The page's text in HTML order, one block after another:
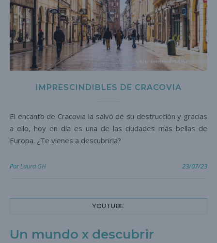
IMPRESCINDIBLES DE CRACOVIA
El encanto de Cracovia la salvó de su destrucción y gracias
a ello, hoy en día es una de las ciudades más bellas de
Europa. ¿Te vienes a descubrirla?
PorLaura GH 23/07/23
YOUTUBE
Un mundo x descubrir